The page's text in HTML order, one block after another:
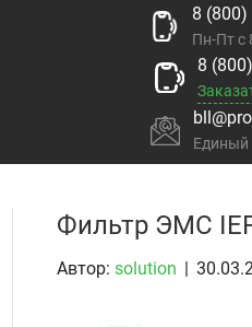
8 (800)
Пн-Пт с
8
Единый
Фильтр ЭМС
Автор: solution |